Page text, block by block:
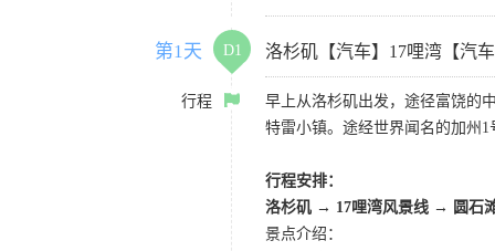
第1天 D1 洛杉矶【汽车】17哩湾【汽
行程
早上从洛杉矶出发，途径富饶的
特雷小镇。途经世界闻名的加州
行程安排：
洛杉矶 → 17哩湾风景线 → 圆石
景点介绍：